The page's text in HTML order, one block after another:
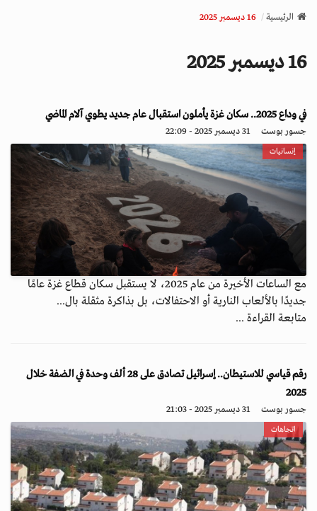
v
a
o
n
الرئيسية 16 ديسمبر 2025
16 ديسمبر 2025
في وداع 2025.. سكان غزة يأملون استقبال عام جديد يطوي آلام الماضي
جسور بوست 31 ديسمبر 2025 - 22:09
إنسانيات
مع الساعات الأخيرة من عام 2025، لا يستقبل سكان قطاع غزة عامًا
جديدًا بالألعاب النارية أو الاحتفالات، بل بذاكرة مثقلة بال...
متابعة القراءة ...
رقم قياسي للاستيطان.. إسرائيل تصادق على 28 ألف وحدة في الضفة خلال
2025
جسور بوست 31 ديسمبر 2025 - 21:03
اتجاهات